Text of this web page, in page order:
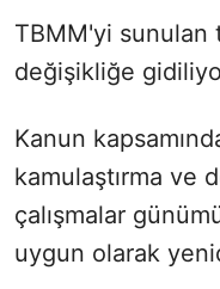
TBMM'yi sunulan
değişikliğe
Kanun
kamulaştırma ve
çalışmalar
uygun olarak